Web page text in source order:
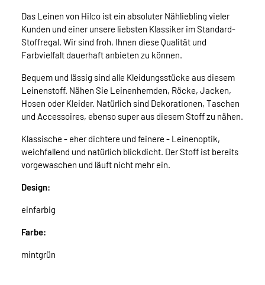
Das Leinen von Hilco ist ein absoluter Nähliebling vieler
Kunden und einer unsere liebsten Klassiker im Standard-
Stoffregal. Wir sind froh, Ihnen diese Qualität und
Farbvielfalt dauerhaft anbieten zu können.
Bequem und lässig sind alle Kleidungsstücke aus diesem
Leinenstoff. Nähen Sie Leinenhemden, Röcke, Jacken,
Hosen oder Kleider. Natürlich sind Dekorationen, Taschen
und Accessoires, ebenso super aus diesem Stoff zu nähen.
Klassische - eher dichtere und feinere - Leinenoptik,
weichfallend und natürlich blickdicht. Der Stoff ist bereits
vorgewaschen und läuft nicht mehr ein.
Design:
einfarbig
Farbe:
mintgrün